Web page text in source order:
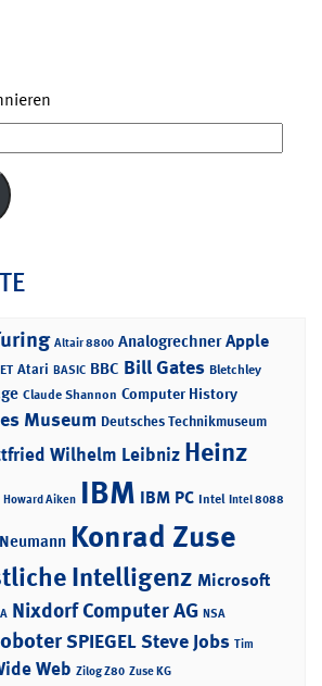
Altair 8800 Analogrechner Apple
Atari BASIC BBC Bill Gates Bletchley
Claude Shannon Computer History
Museum Deutsches Technikmuseum
Wilhelm Leibniz Heinz
Howard Aiken IBM IBM PC Intel Intel 8088
Konrad Zuse
Intelligenz Microsoft
Nixdorf Computer AG NSA
SPIEGELSteve Jobs Tim
Web Zilog Z80 Zuse KG